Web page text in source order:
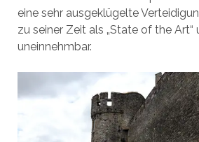
eine sehr ausgeklügelte
zu seiner Zeit als „State of the Art“
uneinnehmbar.